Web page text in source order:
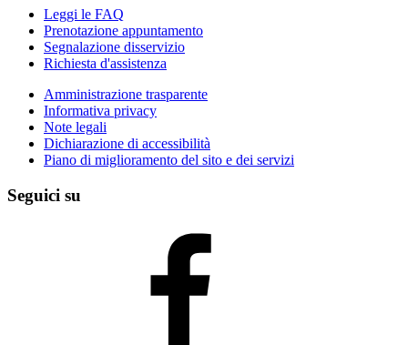
Leggi le FAQ
Prenotazione appuntamento
Segnalazione disservizio
Richiesta d'assistenza
Amministrazione trasparente
Informativa privacy
Note legali
Dichiarazione di accessibilità
Piano di miglioramento del sito e dei servizi
Seguici su